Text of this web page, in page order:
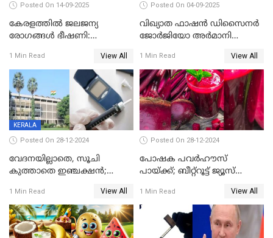
Posted On 14-09-2025
കേരളത്തിൽ ജലജന്യ
രോഗങ്ങൾ ഭീഷണി:
എ മരണങ്ങളും വർധിക്കുന്നു
- ആരോഗ്യവകുപ്പ് മുന്നറിയിപ്പ്
1 Min Read View All
Posted On 04-09-2025
വിഖ്യാത ഫാഷന്‍ ഡിസൈനര്‍
ജോര്‍ജിയോ അര്‍മാനി
1 Min Read View All
KERALA
Posted On 28-12-2024
വേദനയില്ലാതെ, സൂചി
കുത്താതെ ഇഞ്ചക്ഷൻ;
കണ്ടുപിടിച്ച് ബോംബെ
ഐഐടി
1 Min Read View All
Posted On 28-12-2024
പോഷക പവർഹൗസ്
പായ്ക്ക്; ബീറ്റ്റൂട്ട് ജ്യൂസ്
ആരോഗ്യഗുണങ്ങൾ
അനവധി
1 Min Read View All